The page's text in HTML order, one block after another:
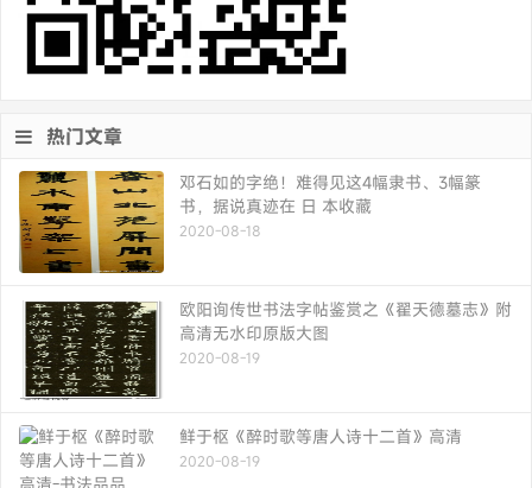
热门文章
邓石如的字绝！难得见这4幅隶书、3幅篆
书，据说真迹在 日 本收藏
2020-08-18
欧阳询传世书法字帖鉴赏之《翟天德墓志》附
高清无水印原版大图
2020-08-19
鲜于枢《醉时歌等唐人诗十二首》高清
2020-08-19